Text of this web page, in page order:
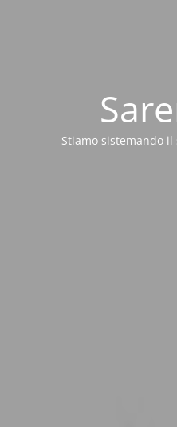
Stiamo sistemando